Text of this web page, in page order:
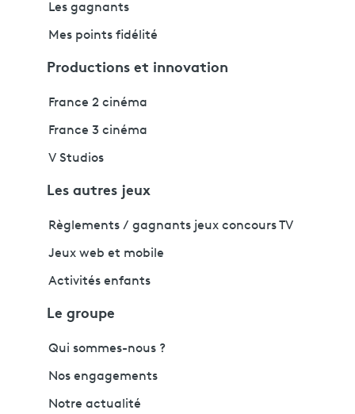
Les gagnants
Mes points fidélité
Productions et innovation
France 2 cinéma
France 3 cinéma
V Studios
Les autres jeux
Règlements / gagnants jeux concours TV
Jeux web et mobile
Activités enfants
Le groupe
Qui sommes-nous ?
Nos engagements
Notre actualité